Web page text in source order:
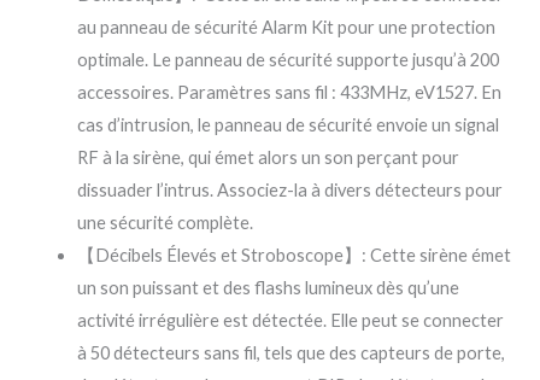
au panneau de sécurité Alarm Kit pour une protection
optimale. Le panneau de sécurité supporte jusqu’à 200
accessoires. Paramètres sans fil : 433MHz, eV1527. En
cas d’intrusion, le panneau de sécurité envoie un signal
RF à la sirène, qui émet alors un son perçant pour
dissuader l’intrus. Associez-la à divers détecteurs pour
une sécurité complète.
【Décibels Élevés et Stroboscope】: Cette sirène émet
un son puissant et des flashs lumineux dès qu’une
activité irrégulière est détectée. Elle peut se connecter
à 50 détecteurs sans fil, tels que des capteurs de porte,